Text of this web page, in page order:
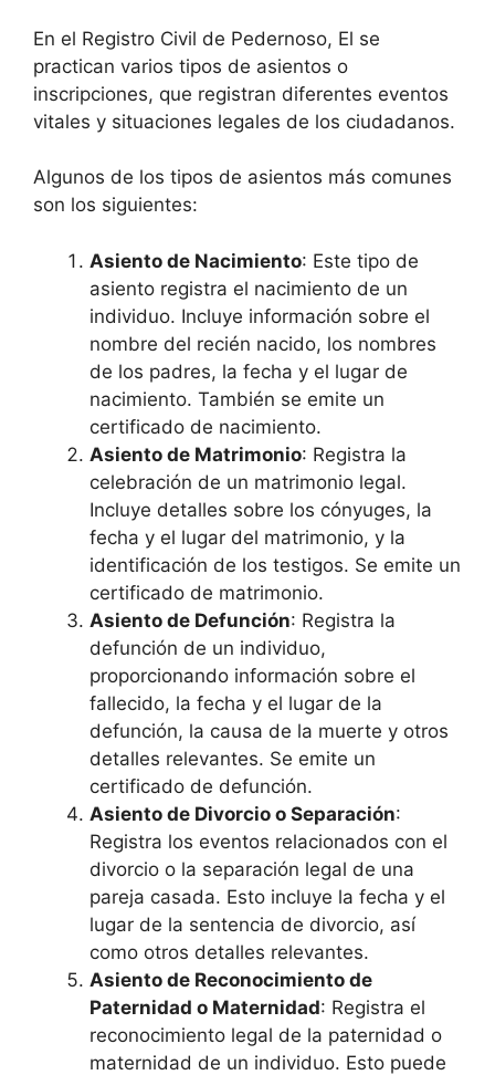
En el Registro Civil de Pedernoso, El se
practican varios tipos de asientos o
inscripciones, que registran diferentes eventos
vitales y situaciones legales de los ciudadanos.
Algunos de los tipos de asientos más comunes
son los siguientes:
Asiento de Nacimiento: Este tipo de
asiento registra el nacimiento de un
individuo. Incluye información sobre el
nombre del recién nacido, los nombres
de los padres, la fecha y el lugar de
nacimiento. También se emite un
certificado de nacimiento.
Asiento de Matrimonio: Registra la
celebración de un matrimonio legal.
Incluye detalles sobre los cónyuges, la
fecha y el lugar del matrimonio, y la
identificación de los testigos. Se emite un
certificado de matrimonio.
Asiento de Defunción: Registra la
defunción de un individuo,
proporcionando información sobre el
fallecido, la fecha y el lugar de la
defunción, la causa de la muerte y otros
detalles relevantes. Se emite un
certificado de defunción.
Asiento de Divorcio o Separación:
Registra los eventos relacionados con el
divorcio o la separación legal de una
pareja casada. Esto incluye la fecha y el
lugar de la sentencia de divorcio, así
como otros detalles relevantes.
Asiento de Reconocimiento de
Paternidad o Maternidad: Registra el
reconocimiento legal de la paternidad o
maternidad de un individuo. Esto puede